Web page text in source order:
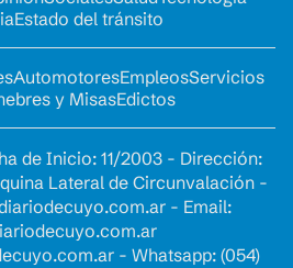
Estado del tránsito
AutomotoresEmpleosServicios
y MisasEdictos
de Inicio: 11/2003 - Dirección:
Lateral de Circunvalación -
- Email:
- Whatsapp: (054)